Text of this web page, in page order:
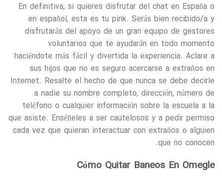
En definitiva, si quieres disfrutar del chat en España o
en español, esta es tu pink. Serás bien recibido/a y
disfrutarás del apoyo de un gran equipo de gestores
voluntarios que te ayudarán en todo momento
haciéndote más fácil y divertida la experiencia. Aclare a
sus hijos que no es seguro acercarse a extraños en
Internet. Resalte el hecho de que nunca se debe decirle
a nadie su nombre completo, dirección, número de
teléfono o cualquier información sobre la escuela a la
que asiste. Enséñeles a ser cautelosos y a pedir permiso
cada vez que quieran interactuar con extraños o alguien
que no conocen.
Cómo Quitar Baneos En Omegle